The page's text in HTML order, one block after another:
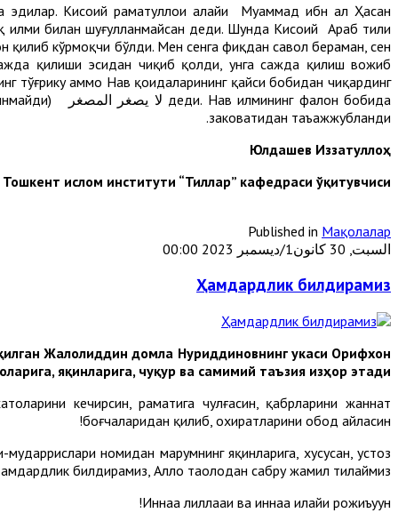
Кисоий раҳматуллоҳи алайҳи Муҳаммад ибн ал Ҳасан
илми билан шуғулланмайсан деди. Шунда Кисоий Араб тили
кўрмоқчи бўлди. Мен сенга фиқҳдан савол бераман, сен
қилиши эсидан чиқиб қолди, унга сажда қилиш вожиб
аммо Наҳв қоидаларининг қайси бобидан чиқардинг
заковатидан таъажжубланди.
Юлдашев Иззатуллоҳ
Тошкент ислом институти “Тиллар” кафедраси ўқитувчиси
Published in Мақолалар
السبت, 30 كانون1/ديسمبر 2023 00:00
Ҳамдардлик билдирамиз
Жалолиддин домла Нуриддиновнинг укаси Орифхон
яқинларига, чуқур ва самимий таъзия изҳор этади.
кечирсин, раҳматига чулғасин, қабрларини жаннат
боғчаларидан қилиб, охиратларини обод айласин!
номидан марҳумнинг яқинларига, хусусан, устоз
билдирамиз, Аллоҳ таолодан сабру жамил тилаймиз.
Иннаа лиллааҳи ва иннаа илайҳи рожиъуун!